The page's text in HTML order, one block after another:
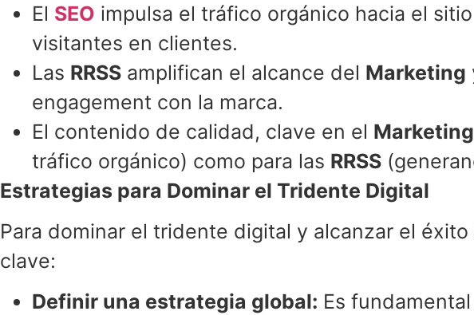
El SEO impulsa el tráfico orgánico hacia el
visitantes en clientes.
Las RRSS amplifican el alcance del Marketing
engagement con la marca.
El contenido de calidad, clave en el Marketing
tráfico orgánico) como para las RRSS
Estrategias para Dominar el Tridente Digital
Para dominar el tridente digital y alcanzar el
clave:
Definir una estrategia global: Es